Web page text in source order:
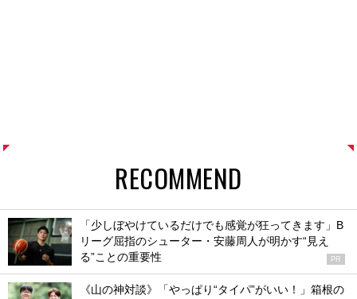
RECOMMEND
「少しぼやけているだけでも感覚が狂ってきます」B
リーグ屈指のシューター・安藤周人が明かす“見え
る”ことの重要性
PR
《山の神対談》「やっぱり“タイパ”がいい！」箱根の